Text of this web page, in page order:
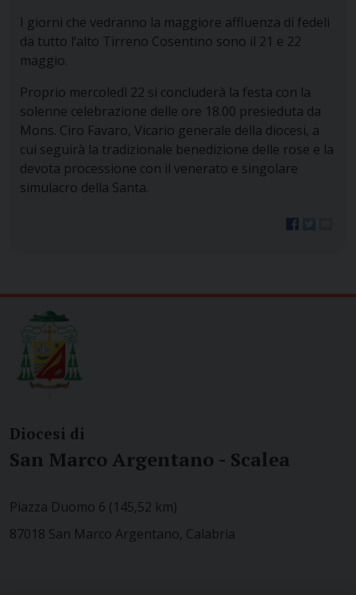
I giorni che vedranno la maggiore affluenza di fedeli
da tutto l’alto Tirreno Cosentino sono il 21 e 22
maggio.
Proprio mercoledì 22 si concluderà la festa con la
solenne celebrazione delle ore 18.00 presieduta da
Mons. Ciro Favaro, Vicario generale della diocesi, a
cui seguirà la tradizionale benedizione delle rose e la
devota processione con il venerato e singolare
simulacro della Santa.
Diocesi di
San Marco Argentano - Scalea
Piazza Duomo 6 (145,52 km)
87018 San Marco Argentano, Calabria